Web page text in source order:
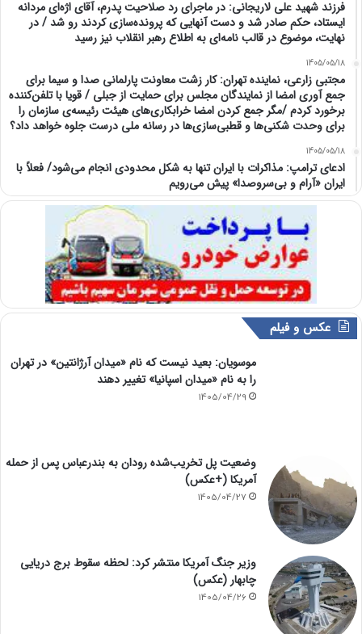
فرزند شهید علی لاریجانی: در ماجرای رد صلاحیت پدرم، آقای اژه‌ای مردانه
ایستاد، حکم صادر شد و دست آنهایی که پرونده‌سازی کردند رو شد / در
نهایت، موضوع در قالب نامه‌ای به اطلاع رهبر انقلاب نیز رسید
1405/05/18
مجتبی زارعی، نماینده تهران: کار زشت معاونت پارلمانی صدا و سیما برای
جمع آوری امضا از نمایندگان مجلس برای حمایت از جبلی / قویا با تلفن‌کننده
برخورد کردم /مگر جمع کردن امضا خرابکاری‌های هیئت رئیسه‌ی سازمان را
برای وحدت شکنی‌ها و قطبی‌سازی‌ها در رسانه ملی درست جلوه خواهد داد؟
1405/05/18
ادعای ترامپ: مذاکرات با ایران تنها به شکل محدودی انجام می‌شود/ فعلاً با
ایران «آرام و بی‌سروصدا» پیش می‌رویم
عکس و فیلم
موسویان: بعید نیست که نام «میدان آرژانتین» در تهران
را به نام «میدان اسپانیا» تغییر دهند
1405/04/29
وضعیت پل تخریب‌شده رودان به بندرعباس پس از حمله
آمریکا (+عکس)
1405/04/27
وزیر جنگ آمریکا منتشر کرد: لحظه سقوط برج دریایی
چابهار (عکس)
1405/04/26